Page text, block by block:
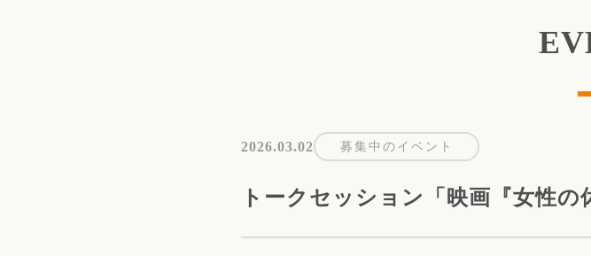
2026.03.02 募集中のイベント
トークセッション「映画『女性の